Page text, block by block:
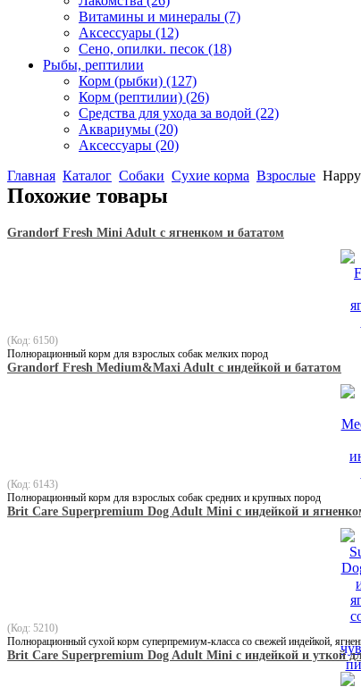
Витамины и минералы (7)
Аксессуары (12)
Сено, опилки. песок (18)
Рыбы, рептилии
Корм (рыбки) (127)
Корм (рептилии) (26)
Средства для ухода за водой (22)
Аквариумы (20)
Аксессуары (20)
Главная Каталог Собаки Сухие корма Взрослые
Похожие товары
Grandorf Fresh Mini Adult с ягненком и бататом
(Код: 6150)
Полнорационный корм для взрослых собак мелких пород
Grandorf Fresh Medium&Maxi Adult с индейкой и бататом
(Код: 6143)
Полнорационный корм для взрослых собак средних и крупных пород
Brit Care Superpremium Dog Adult Mini с индейкой и
(Код: 5210)
Полнорационный сухой корм суперпремиум-класса со свежей индейкой,
Brit Care Superpremium Dog Adult Mini с индейкой и уткой